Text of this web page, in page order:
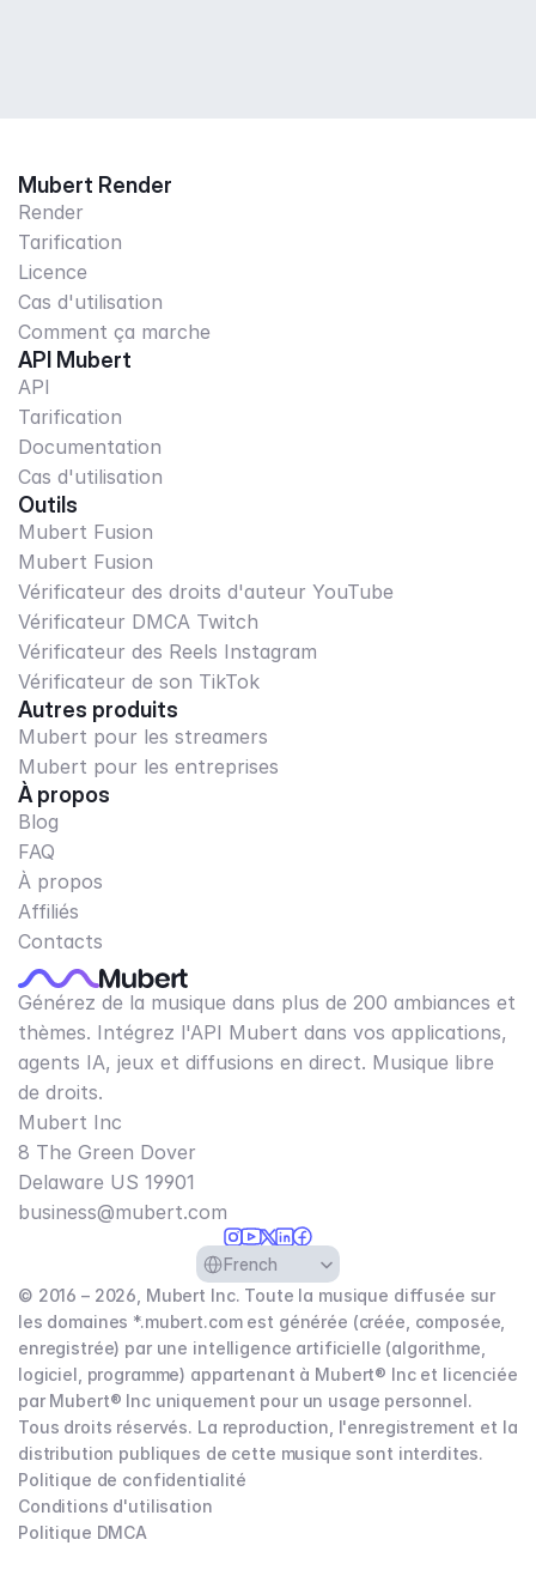
Mubert Render
Render
Tarification
Licence
Cas d'utilisation
Comment ça marche
API Mubert
API
Tarification
Documentation
Cas d'utilisation
Outils
Mubert Fusion
Mubert Fusion
Vérificateur des droits d'auteur YouTube
Vérificateur DMCA Twitch
Vérificateur des Reels Instagram
Vérificateur de son TikTok
Autres produits
Mubert pour les streamers
Mubert pour les entreprises
À propos
Blog
FAQ
À propos
Affiliés
Contacts
Générez de la musique dans plus de 200 ambiances et
thèmes. Intégrez l'API Mubert dans vos applications,
agents IA, jeux et diffusions en direct. Musique libre
de droits.
Mubert Inc
8 The Green Dover
Delaware US 19901​
business@mubert.com
Select Language
French
© 2016 – 2026, Mubert Inc. Toute la musique diffusée sur
les domaines *.mubert.com est générée (créée, composée,
enregistrée) par une intelligence artificielle (algorithme,
logiciel, programme) appartenant à Mubert® Inc et licenciée
par Mubert® Inc uniquement pour un usage personnel.
Tous droits réservés. La reproduction, l'enregistrement et la
distribution publiques de cette musique sont interdites.
Politique de confidentialité
Conditions d'utilisation
Politique DMCA